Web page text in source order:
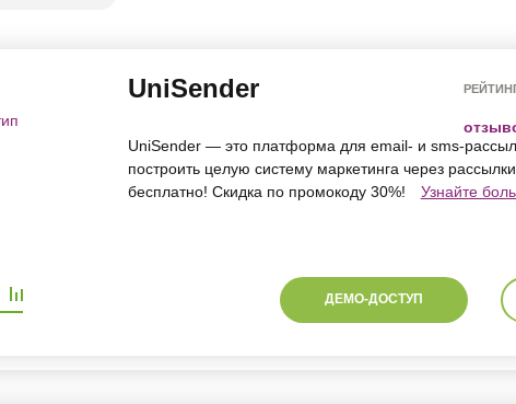
UniSender
UniSender — это платформа для email- и sms-
построить целую систему маркетинга через
бесплатно! Скидка по промокоду 30%!
Узнайте
ДЕМО-ДОСТУП